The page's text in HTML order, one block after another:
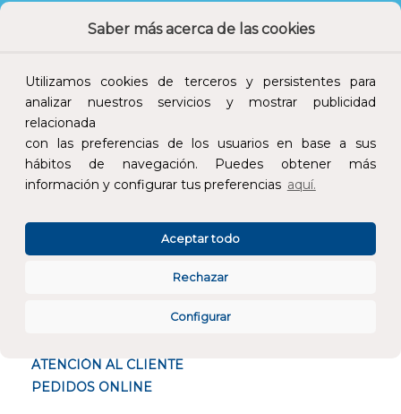
Saber más acerca de las cookies
Utilizamos cookies de terceros y persistentes para
analizar nuestros servicios y mostrar publicidad
relacionada
con las preferencias de los usuarios en base a sus
hábitos de navegación. Puedes obtener más
información y configurar tus preferencias aquí.
Configurar
Rechazar
Aceptar todo
Devoluciones Pago seguro
Atención al cliente
ATENCIÓN AL CLIENTE
PEDIDOS ONLINE